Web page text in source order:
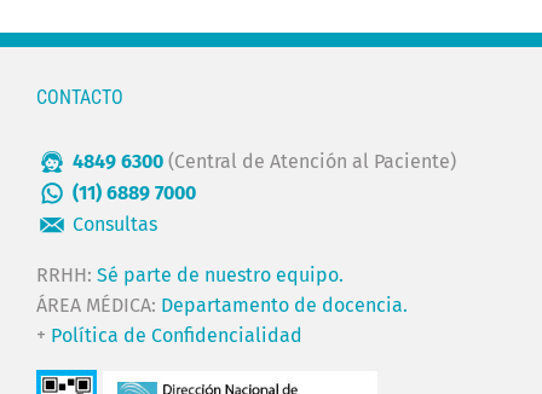
CONTACTO
4849 6300 (Central de Atención al Paciente)
(11) 6889 7000
Consultas
RRHH: Sé parte de nuestro equipo.
ÁREA MÉDICA: Departamento de docencia.
+ Política de Confidencialidad